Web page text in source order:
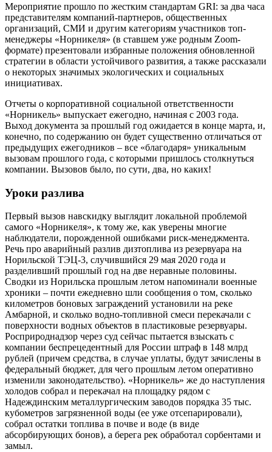
Мероприятие прошло по жестким стандартам GRI: за два часа
представителям компаний-партнеров, общественных
организаций, СМИ и другим категориям участников топ-
менеджеры «Норникеля» (в ставшем уже родным Zoom-
формате) презентовали избранные положения обновленной
стратегии в области устойчивого развития, а также рассказали
о некоторых значимых экологических и социальных
инициативах.
Отчеты о корпоративной социальной ответственности
«Норникель» выпускает ежегодно, начиная с 2003 года.
Выход документа за прошлый год ожидается в конце марта, и,
конечно, по содержанию он будет существенно отличаться от
предыдущих ежегодников – все «благодаря» уникальным
вызовам прошлого года, с которыми пришлось столкнуться
компании. Вызовов было, по сути, два, но каких!
Уроки разлива
Первый вызов навскидку выглядит локальной проблемой
самого «Норникеля», к тому же, как уверены многие
наблюдатели, порожденной ошибками риск-менеджмента.
Речь про аварийный разлив дизтоплива из резервуара на
Норильской ТЭЦ-3, случившийся 29 мая 2020 года и
разделивший прошлый год на две неравные половины.
Сводки из Норильска прошлым летом напоминали военные
хроники – почти ежедневно шли сообщения о том, сколько
километров боновых заграждений установили на реке
Амбарной, и сколько водно-топливной смеси перекачали с
поверхности водных объектов в пластиковые резервуары.
Росприроднадзор через суд сейчас пытается взыскать с
компании беспрецедентный для России штраф в 148 млрд
рублей (причем средства, в случае уплаты, будут зачислены в
федеральный бюджет, для чего прошлым летом оперативно
изменили законодательство). «Норникель» же до наступления
холодов собрал и перекачал на площадку рядом с
Надеждинским металлургическим заводов порядка 35 тыс.
кубометров загрязненной воды (ее уже отсепарировали),
собрал остатки топлива в почве и воде (в виде
абсорбирующих бонов), а берега рек обработал сорбентами и
замыл.